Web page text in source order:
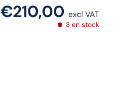
€210,00 excl VAT
3 en stock